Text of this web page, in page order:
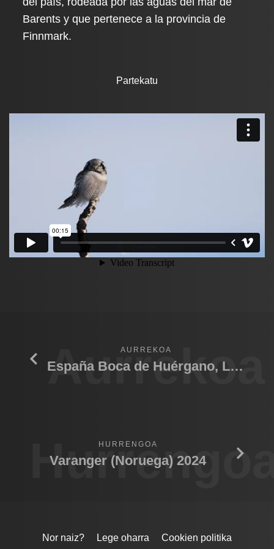
Barents y que pertenece a la provincia de
Finnmark.
Partekatu
Aurrekoa
AURREKOA
España Boca de Huérgano, León 2024
HURRENGOA
Varanger (Noruega) 2024
Nor naiz? Lege oharra Cookien politika